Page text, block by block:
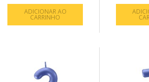
ADICIONAR AO
CARRINHO